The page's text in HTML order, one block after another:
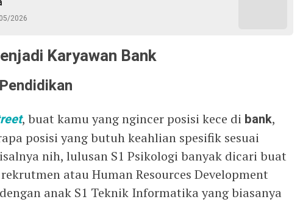
2026
Karyawan Bank
, buat kamu yang ngincer posisi kece di bank,
posisi yang butuh keahlian spesifik sesuai
nih, lulusan S1 Psikologi banyak dicari buat
atau Human Resources Development
anak S1 Teknik Informatika yang biasanya